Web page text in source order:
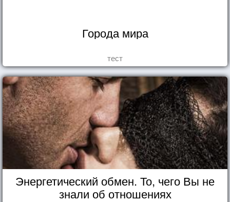
Города мира
тест
Энергетический обмен. То, чего Вы не
знали об отношениях